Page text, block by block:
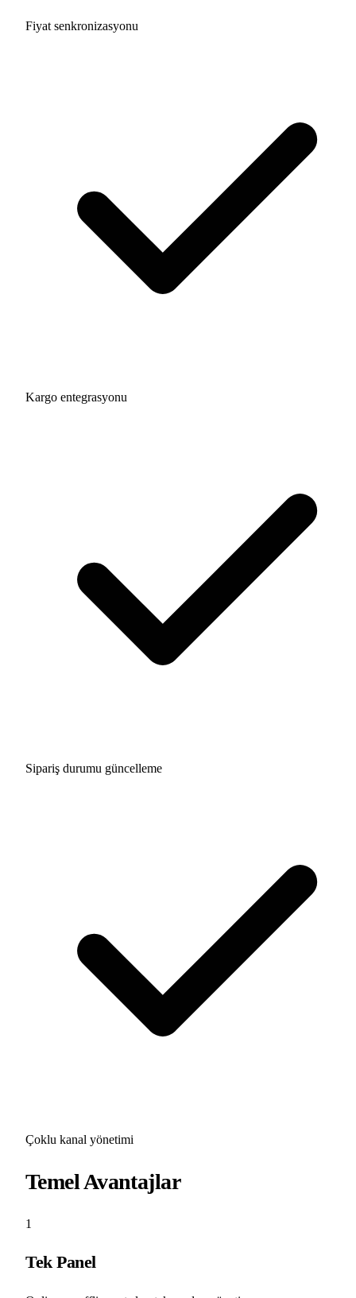
Fiyat senkronizasyonu
Kargo entegrasyonu
Sipariş durumu güncelleme
Çoklu kanal yönetimi
Temel Avantajlar
1
Tek Panel